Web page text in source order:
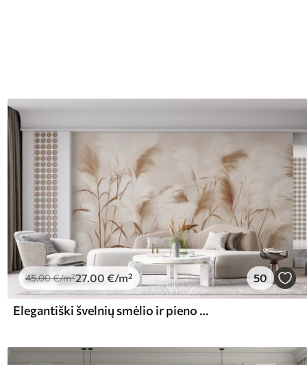
45.00€/m²27.00 €/m² 50
Elegantiški švelnių smėlio ir pieno atspalvių pampų žolės žiedai